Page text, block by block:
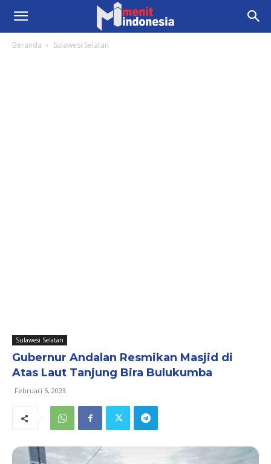
Beranda Sulawesi Selatan
Sulawesi Selatan
Gubernur Andalan Resmikan Masjid di
Atas Laut Tanjung Bira Bulukumba
Februari 5, 2023